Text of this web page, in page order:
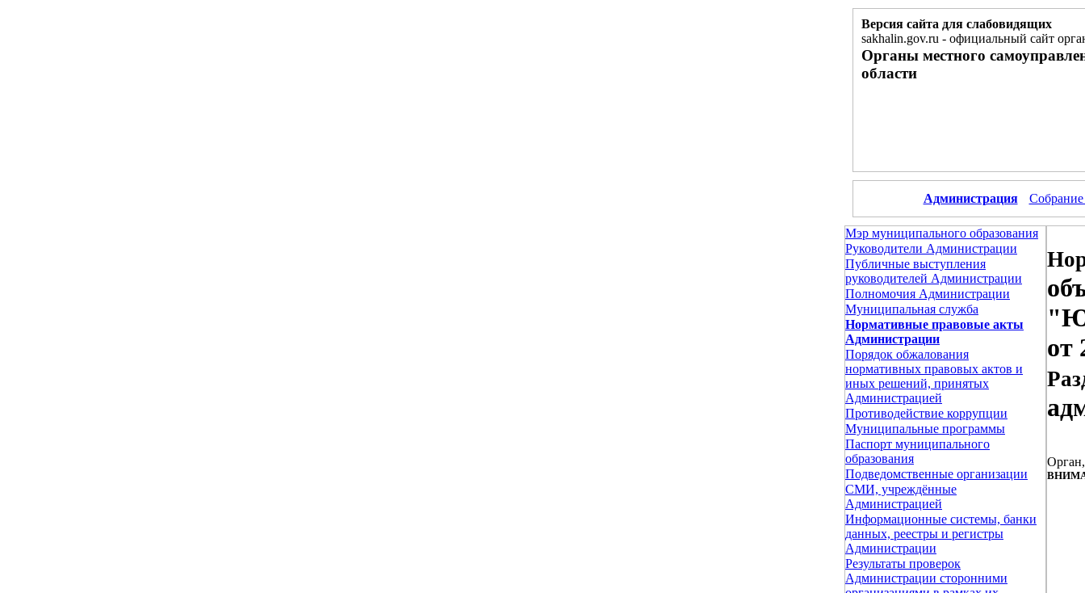
Версия сайта для слабовидящих
sakhalin.gov.ru - официальный сайт
Органы местного
области
Администрация Собрание
Мэр муниципального образования
Руководители Администрации
Публичные выступления
руководителей Администрации
Полномочия Администрации
Муниципальная служба
Нормативные правовые акты
Администрации
Порядок обжалования
нормативных правовых актов и
иных решений, принятых
Администрацией
Противодействие коррупции
Муниципальные программы
Паспорт муниципального
образования
Подведомственные организации
СМИ, учреждённые
Администрацией
Информационные системы, банки
данных, реестры и регистры
Администрации
Результаты проверок
Администрации сторонними
от